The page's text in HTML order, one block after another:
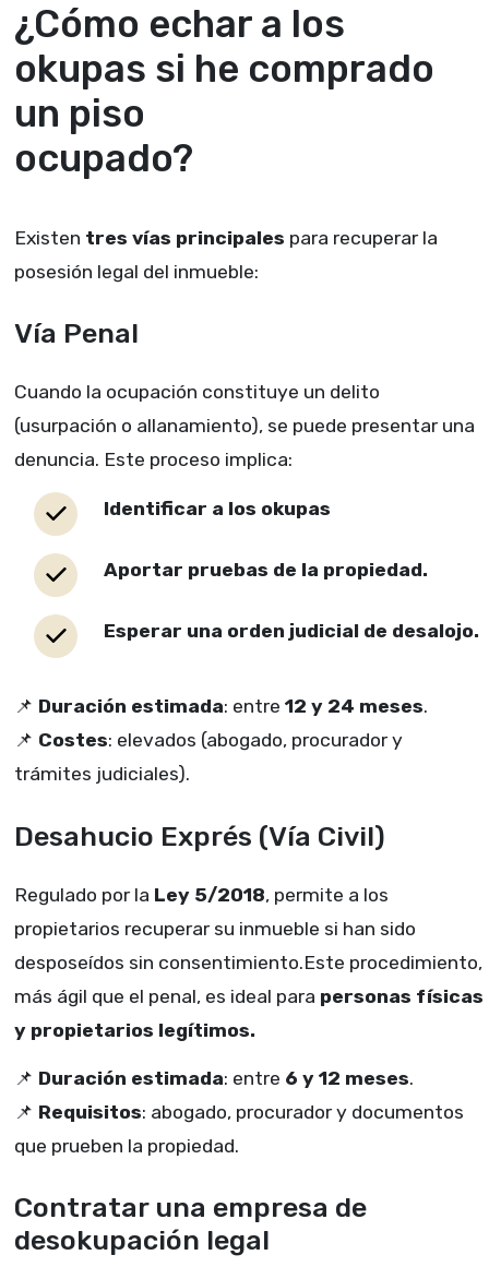
¿Cómo echar a los
okupas si he comprado
un piso
ocupado?
Existen tres vías principales para recuperar la
posesión legal del inmueble:
Vía Penal
Cuando la ocupación constituye un delito
(usurpación o allanamiento), se puede presentar una
denuncia. Este proceso implica:
Identificar a los okupas
Aportar pruebas de la propiedad.
Esperar una orden judicial de desalojo.
📌 Duración estimada: entre12 y 24 meses.
📌 Costes: elevados (abogado, procurador y
trámites judiciales).
Desahucio Exprés (Vía Civil)
Regulado por la Ley 5/2018, permite a los
propietarios recuperar su inmueble si han sido
desposeídos sin consentimiento.Este procedimiento,
más ágil que el penal, es ideal para personas físicas
y propietarios legítimos.
📌 Duración estimada: entre 6 y 12 meses.
📌 Requisitos: abogado, procurador y documentos
que prueben la propiedad.
Contratar una empresa de
desokupación legal